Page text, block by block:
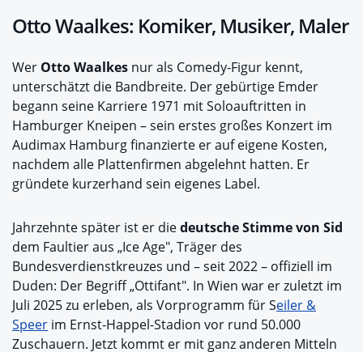
Otto Waalkes: Komiker, Musiker, Maler
Wer Otto Waalkes nur als Comedy-Figur kennt,
unterschätzt die Bandbreite. Der gebürtige Emder
begann seine Karriere 1971 mit Soloauftritten in
Hamburger Kneipen – sein erstes großes Konzert im
Audimax Hamburg finanzierte er auf eigene Kosten,
nachdem alle Plattenfirmen abgelehnt hatten. Er
gründete kurzerhand sein eigenes Label.
Jahrzehnte später ist er diedeutsche Stimme von Sid
dem Faultier aus „Ice Age", Träger des
Bundesverdienstkreuzes und – seit 2022 – offiziell im
Duden: Der Begriff „Ottifant". In Wien war er zuletzt im
Juli 2025 zu erleben, als Vorprogramm für Seiler &
Speer im Ernst-Happel-Stadion vor rund 50.000
Zuschauern. Jetzt kommt er mit ganz anderen Mitteln